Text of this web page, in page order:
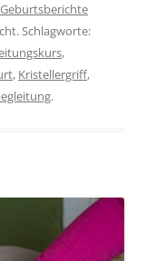
Geburtsberichte
Schlagworte:
,
, Kristellergriff,
.